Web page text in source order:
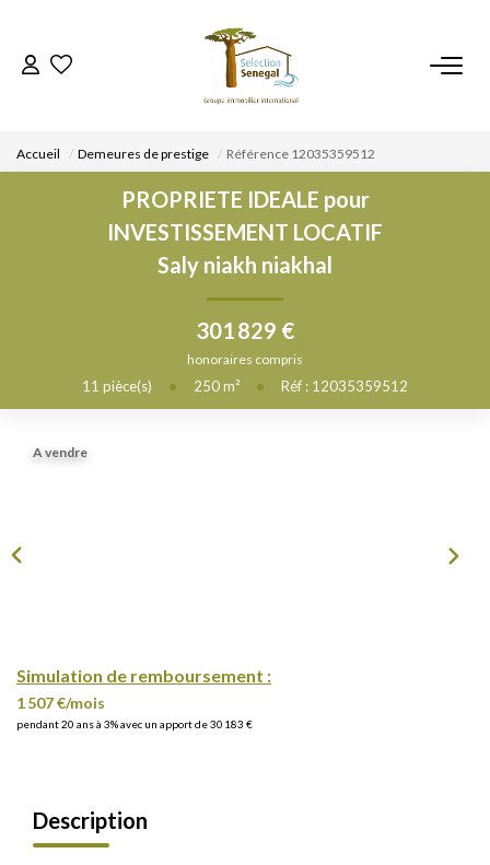
ACCUEIL
NOS BIENS
VENDRE UN BIEN
DÉPOSEZ VOTRE RECHERCHE
NOUS REJOINDRE
Accueil Demeures de prestige Référence 12035359512
PROPRIETE IDEALE pour
INVESTISSEMENT LOCATIF
Saly niakh niakhal
301 829 €
honoraires compris
11 pièce(s) • 250m² • Réf : 12035359512
A vendre
Simulation de remboursement :
1 507 €/mois
pendant 20 ans à 3% avec un apport de 30 183 €
Description